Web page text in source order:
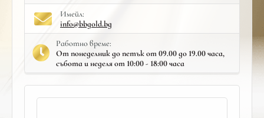
Имейл:
info@bbgold.bg
Работно време:
От понеделник до петък от 09.00 до 19.00 часа,
събота и неделя от 10:00 - 18:00 часа